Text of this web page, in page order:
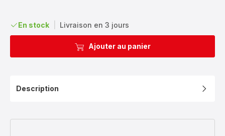
En stock Livraison en 3 jours
Ajouter au panier
Description